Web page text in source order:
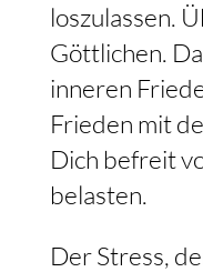
loszulassen.
Göttlichen.
inneren
Frieden mit
Dich befreit
belasten.
Der Stress,